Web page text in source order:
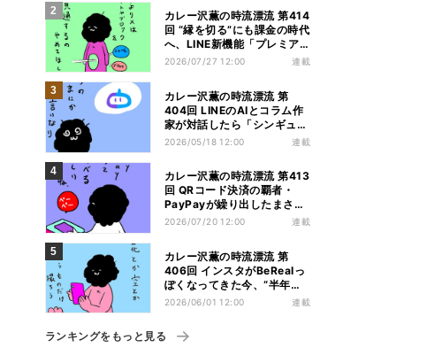
カレー沢薫の時流漂流 第414
回 “縁を切る”にも課金の時代
へ、LINE新機能「プレミア
ムブロック」が好評
2026/07/27 12:00 連載
カレー沢薫の時流漂流 第
404回 LINEのAIとコラム作
家が対話したら「シンギュラ
リティ」をちょっとだけ感じ
2026/05/18 12:00 連載
カレー沢薫の時流漂流 第413
回 QRコード決済の覇者・
PayPayが繰り出したまさか
の一手「他社カード利用券」
2026/07/20 12:00 連載
カレー沢薫の時流漂流 第
406回 インスタがBeRealっ
ぽくなってきた今、“半年
ROMる”先人の話を聞いてみ
2026/06/01 12:00 連載
ランキングをもっと見る